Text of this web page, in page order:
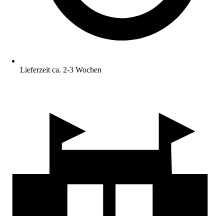
Lieferzeit ca. 2-3 Wochen